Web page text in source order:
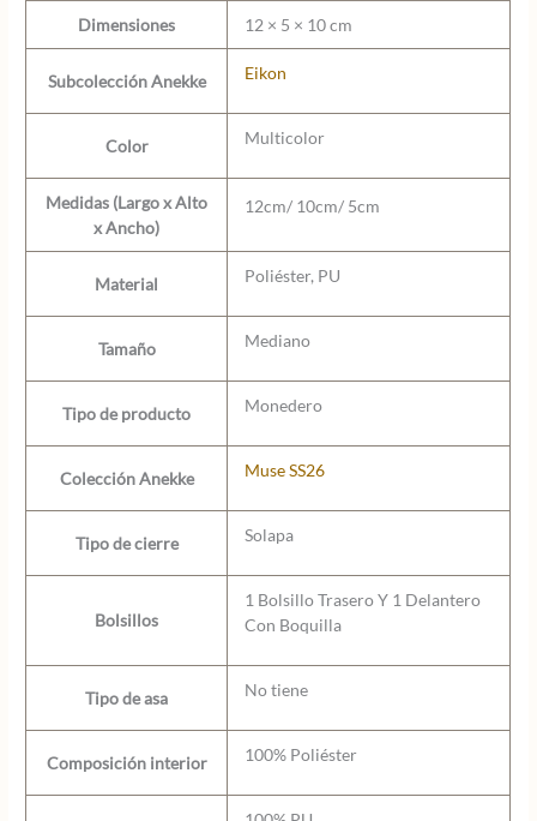
Dimensiones
12 × 5 × 10 cm
Subcolección Anekke Eikon
Color Multicolor
Medidas (Largo x Alto
x Ancho)
12cm/ 10cm/ 5cm
Material Poliéster, PU
Tamaño Mediano
Tipo de producto Monedero
Colección Anekke Muse SS26
Tipo de cierre Solapa
Bolsillos
1 Bolsillo Trasero Y 1 Delantero
Con Boquilla
Tipo de asa No tiene
Composición interior 100% Poliéster